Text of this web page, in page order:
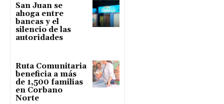
San Juan se
ahoga entre
bancas y el
silencio de las
autoridades
Ruta Comunitaria
beneficia a más
de 1,500 familias
en Corbano
Norte